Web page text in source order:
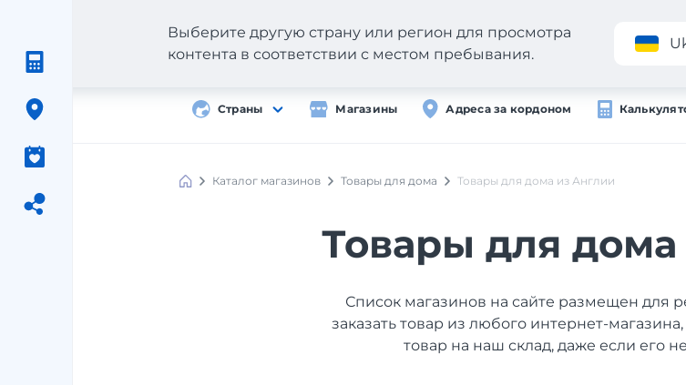
Страны Магазины Адреса за кордоном
Выберите другую страну или регион для просмотра
контента в соответствии с местом пребывания.
Каталог магазинов Товары для дома Товары для дома из Англии
Товары для
Список магазинов на сайте размещен для
заказать товар из любого интернет-
товар на наш склад, даже если его